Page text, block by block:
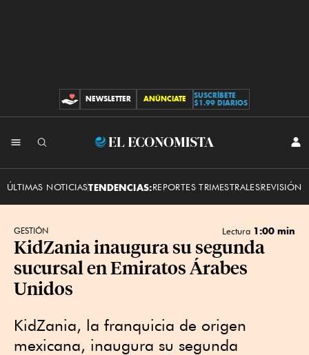
CONTRIBUCIONES
NEWSLETTER ANÚNCIATE
SUSCRÍBETE
$1.99 DIARIOS
El
ÚLTIMAS NOTICIASTENDENCIAS:REPORTES TRIMESTRALESREVISIÓN
GESTIÓN Lectura 1:00 min
KidZania inaugura su segunda
sucursal en Emiratos Árabes
Unidos
KidZania, la franquicia de origen
mexicana, inaugura su segunda